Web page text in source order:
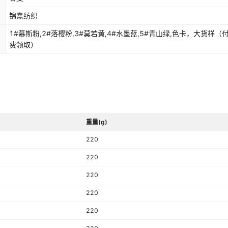
锦熹纺织
1#慕斯粉,2#落樱粉,3#莫若黄,4#水墨蓝,5#青山绿,色卡，大货样（
费领取）
重量(g)
220
220
220
220
220